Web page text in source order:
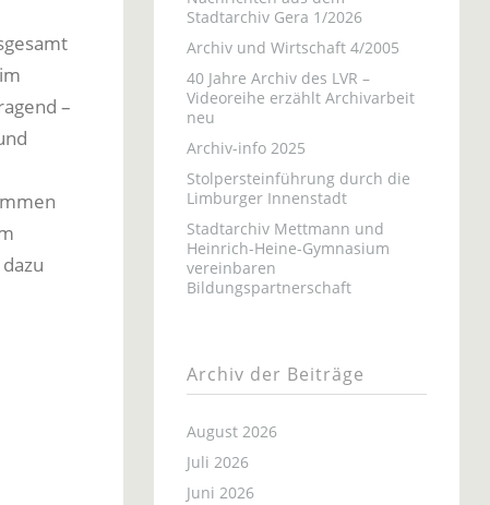
–
Stadtarchiv Gera 1/2026
Archiv und Wirtschaft 4/2005
40 Jahre Archiv des LVR –
Videoreihe erzählt Archivarbeit
neu
Archiv-info 2025
Stolpersteinführung durch die
Limburger Innenstadt
Stadtarchiv Mettmann und
Heinrich-Heine-Gymnasium
vereinbaren
Bildungspartnerschaft
Archiv der Beiträge
August 2026
Juli 2026
Juni 2026